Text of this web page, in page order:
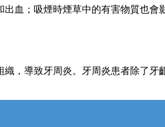
血；吸煙時煙草中的有害物質也會
，導致牙周炎。牙周炎患者除了牙